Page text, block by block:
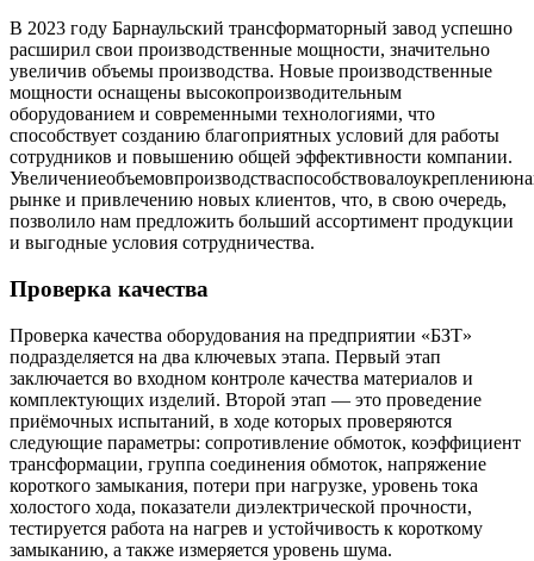
В 2023 году Барнаульский трансформаторный завод успешно
расширил свои производственные мощности, значительно
увеличив объемы производства. Новые производственные
мощности оснащены высокопроизводительным
оборудованием и современными технологиями, что
способствует созданию благоприятных условий для работы
сотрудников и повышению общей эффективности компании.
рынке и привлечению новых клиентов, что, в свою очередь,
позволило нам предложить больший ассортимент продукции
и выгодные условия сотрудничества.
Проверка качества
Проверка качества оборудования на предприятии «БЗТ»
подразделяется на два ключевых этапа. Первый этап
заключается во входном контроле качества материалов и
комплектующих изделий. Второй этап — это проведение
приёмочных испытаний, в ходе которых проверяются
следующие параметры: сопротивление обмоток, коэффициент
трансформации, группа соединения обмоток, напряжение
короткого замыкания, потери при нагрузке, уровень тока
холостого хода, показатели диэлектрической прочности,
тестируется работа на нагрев и устойчивость к короткому
замыканию, а также измеряется уровень шума.